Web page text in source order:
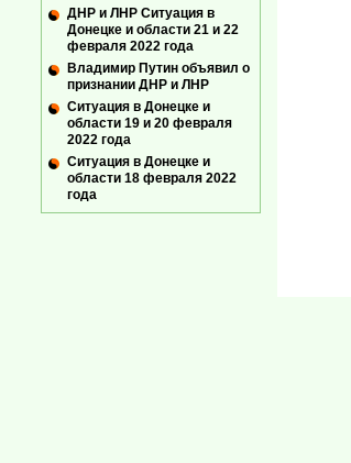
ДНР и ЛНР Ситуация в
Донецке и области 21 и 22
февраля 2022 года
Владимир Путин объявил о
признании ДНР и ЛНР
Ситуация в Донецке и
области 19 и 20 февраля
2022 года
Ситуация в Донецке и
области 18 февраля 2022
года